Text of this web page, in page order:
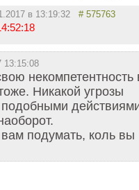
в 13:19:32 # 575763
13:15:08
некомпетентность
Никакой угрозы
подумать, коль вы